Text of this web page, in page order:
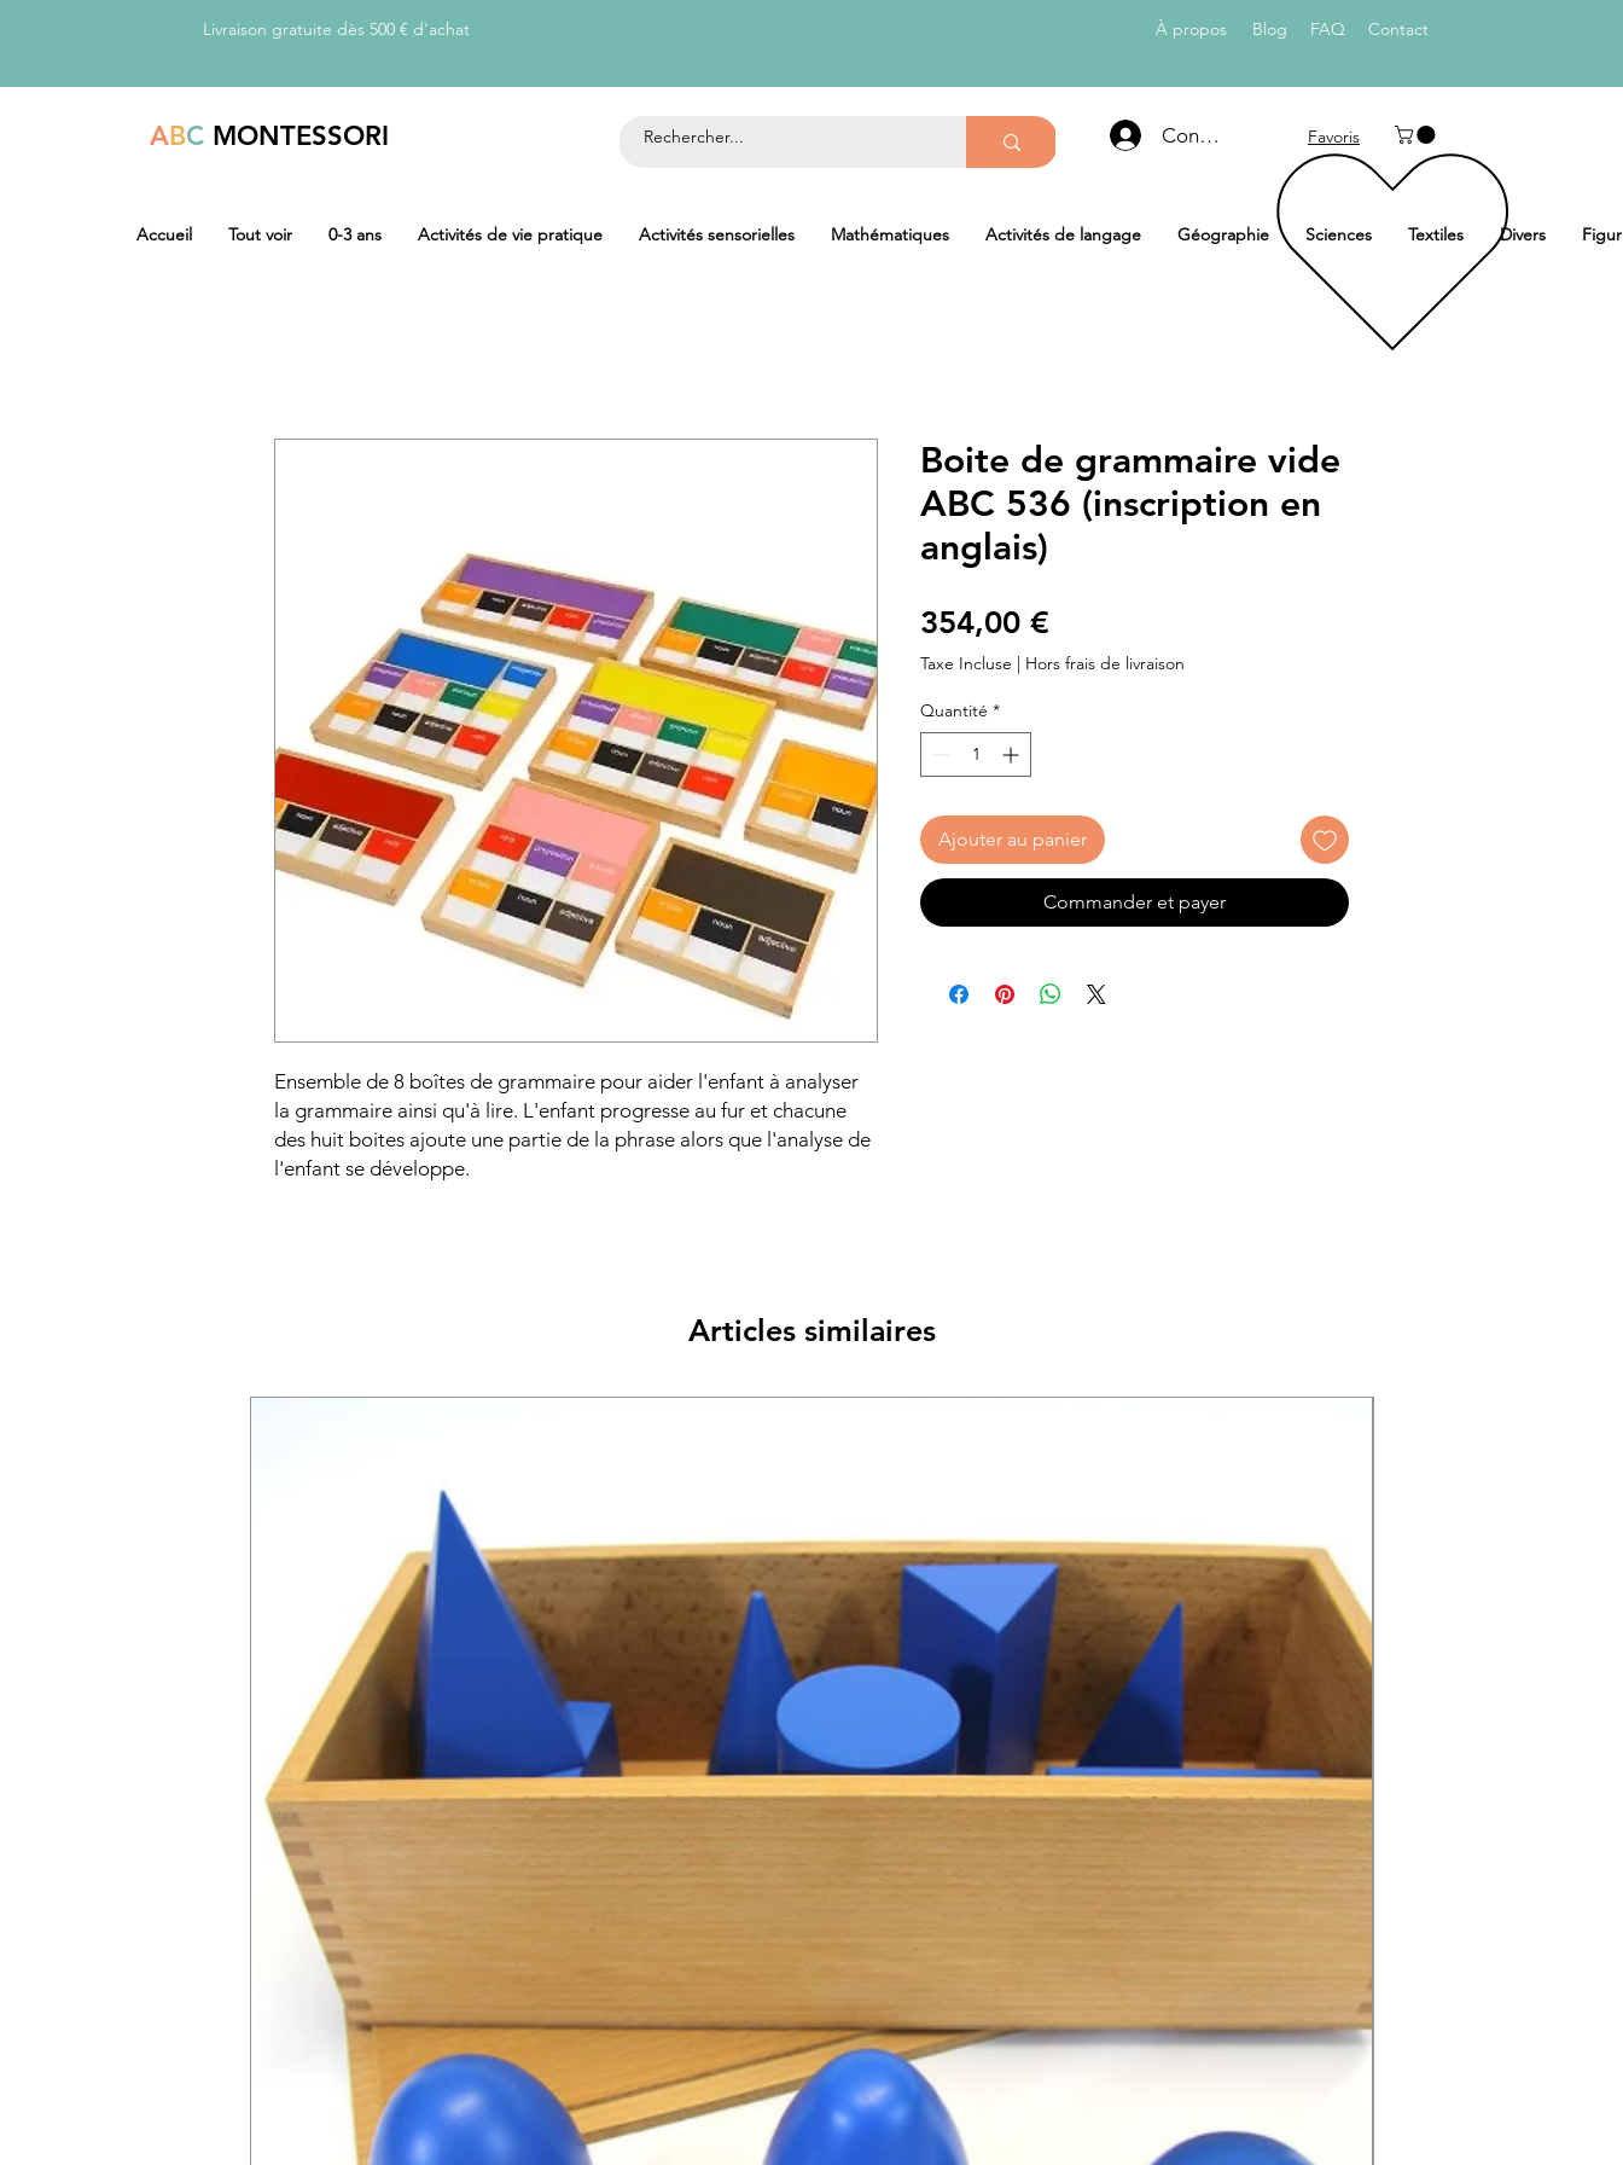
Livraison gratuite dès 500 € d’achat À propos Blog FAQ Contact
ABC MONTESSORI Connexion Favoris
Accueil Tout voir 0-3 ans Activités de vie pratique Activités sensorielles Mathématiques Activités de langage Géographie Sciences Textiles Divers
Ensemble de 8 boîtes de grammaire pour aider l'enfant à analyser
la grammaire ainsi qu'à lire. L'enfant progresse au fur et chacune
des huit boites ajoute une partie de la phrase alors que l'analyse de
l'enfant se développe.
Boite de grammaire vide
ABC 536 (inscription en
anglais)
354,00 €
Taxe Incluse | Hors frais de livraison
Quantité *
Ajouter au panier
Commander et payer
Articles similaires